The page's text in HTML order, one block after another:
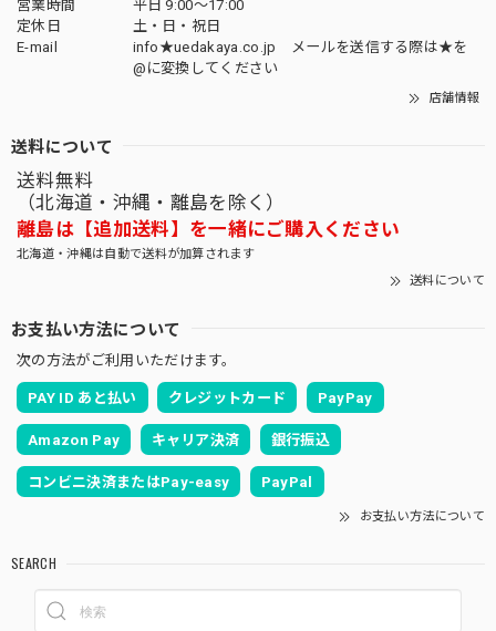
営業時間
平日 9:00～17:00
定休日
土・日・祝日
E-mail
info★uedakaya.co.jp メールを送信する際は★を
@に変換してください
店舗情報
送料について
送料無料
（北海道・沖縄・離島を除く）
離島は【追加送料】を一緒にご購入ください
北海道・沖縄は自動で送料が加算されます
送料について
お支払い方法について
次の方法がご利用いただけます。
PAY ID あと払い クレジットカード PayPay
Amazon Pay キャリア決済 銀行振込
コンビニ決済またはPay-easy PayPal
お支払い方法について
SEARCH